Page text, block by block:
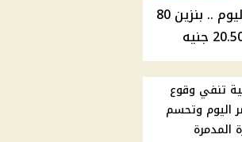
أسعار الوقود في مصر اليوم .. بنزين 80
تنفي وقوع
اليوم وتحسم
المدمرة